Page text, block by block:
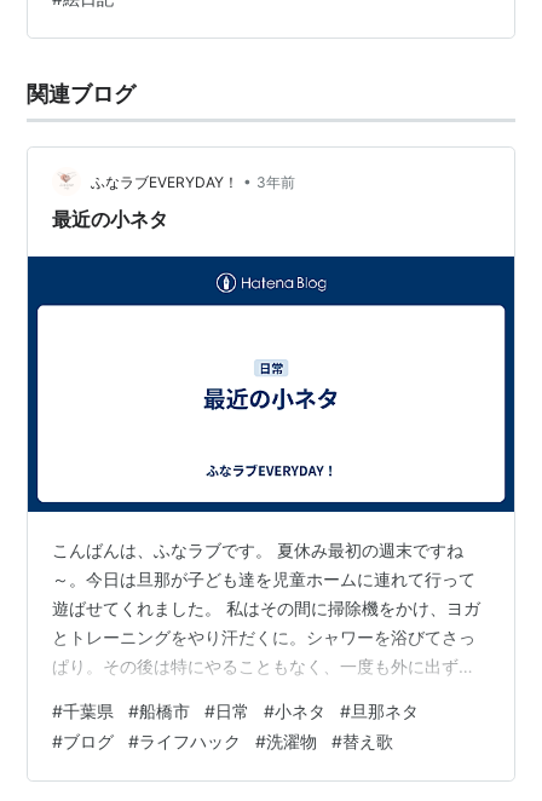
ンキング参加中イラスト
関連ブログ
ふなラブEVERYDAY！ • 3年前
最近の小ネタ
こんばんは、ふなラブです。 夏休み最初の週末ですね
～。今日は旦那が子ども達を児童ホームに連れて行って
遊ばせてくれました。 私はその間に掃除機をかけ、ヨガ
とトレーニングをやり汗だくに。シャワーを浴びてさっ
ぱり。その後は特にやることもなく、一度も外に出ず一
放出です(例によって面白くなくても保証はありませんあ
しからず)。 ・洗濯物の話 其の壱 ・洗濯物の話 其の弐 ・
旦那と風呂 ・洗濯物の話 其の壱 以前子育てセンターで
#千葉県 #船橋市 #日常 #小ネタ #旦那ネタ
#ブログ #ライフハック #洗濯物 #替え歌